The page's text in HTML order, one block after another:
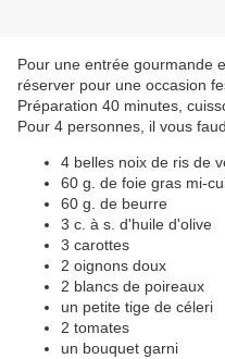
Pour une entrée gourmande
réserver pour une occasion
Préparation 40 minutes,
Pour 4 personnes, il vous
4 belles noix de ris de
60 g. de foie gras mi-
60 g. de beurre
3 c. à s. d'huile d'olive
3 carottes
2 oignons doux
2 blancs de poireaux
un petite tige de céleri
2 tomates
un bouquet garni